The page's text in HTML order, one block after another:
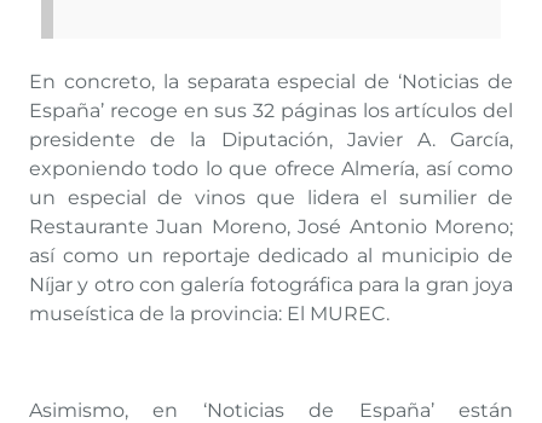
En concreto, la separata especial de ‘Noticias de
España’ recoge en sus 32 páginas los artículos del
presidente de la Diputación, Javier A. García,
exponiendo todo lo que ofrece Almería, así como
un especial de vinos que lidera el sumilier de
Restaurante Juan Moreno, José Antonio Moreno;
así como un reportaje dedicado al municipio de
Níjar y otro con galería fotográfica para la gran joya
museística de la provincia: El MUREC.
Asimismo, en ‘Noticias de España’ están